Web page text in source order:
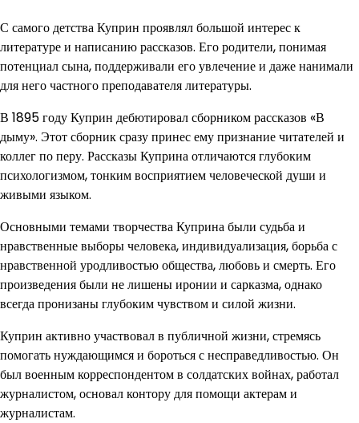
С самого детства Куприн проявлял большой интерес к
литературе и написанию рассказов. Его родители, понимая
потенциал сына, поддерживали его увлечение и даже нанимали
для него частного преподавателя литературы.
В 1895 году Куприн дебютировал сборником рассказов «В
дыму». Этот сборник сразу принес ему признание читателей и
коллег по перу. Рассказы Куприна отличаются глубоким
психологизмом, тонким восприятием человеческой души и
живыми языком.
Основными темами творчества Куприна были судьба и
нравственные выборы человека, индивидуализация, борьба с
нравственной уродливостью общества, любовь и смерть. Его
произведения были не лишены иронии и сарказма, однако
всегда пронизаны глубоким чувством и силой жизни.
Куприн активно участвовал в публичной жизни, стремясь
помогать нуждающимся и бороться с несправедливостью. Он
был военным корреспондентом в солдатских войнах, работал
журналистом, основал контору для помощи актерам и
журналистам.